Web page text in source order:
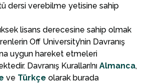
dersi verebilme yetisine sahip
lisans derecesine sahip olmak
Off University’nin Davranış
uygun hareket etmeleri
Davranış Kuralları’nı Almanca,
ve Türkçe olarak burada